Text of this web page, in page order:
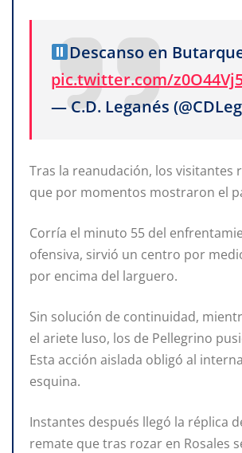
Descanso en
pic.twitter.com/
— C.D. Leganés
Tras la reanudación, los
que por momentos mostraron el
Corría el minuto 55 del
ofensiva, sirvió un centro por
por encima del larguero.
Sin solución de continuidad,
el ariete luso, los de Pellegrino
Esta acción aislada obligó al
esquina.
Instantes después llegó la réplica
remate que tras rozar en Rosales